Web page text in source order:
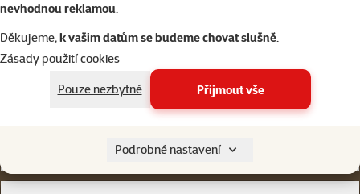
nevhodnou reklamou.
Děkujeme,k vašim datům se budeme chovat slušně.
Zásady použití cookies
Pouze nezbytné
Přijmout vše
Podrobné nastavení
eshop@superzoo.cz Po–Pá 7:00 – 18:00
Online chat
206 prodejen
jsme vám blízko